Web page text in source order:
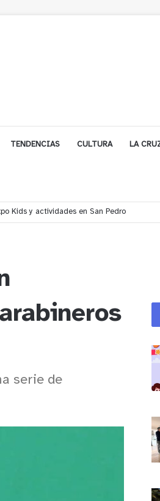
TENDENCIAS CULTURA LA
para mejorar el sector El Polígono
serie de